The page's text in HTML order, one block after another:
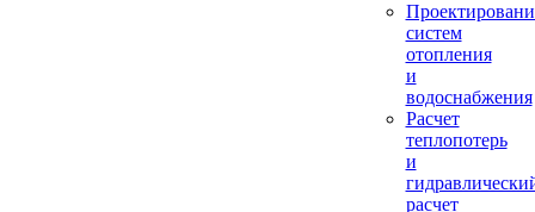
систем
отопления
и
водоснабжения
Расчет
теплопотерь
и
расчет